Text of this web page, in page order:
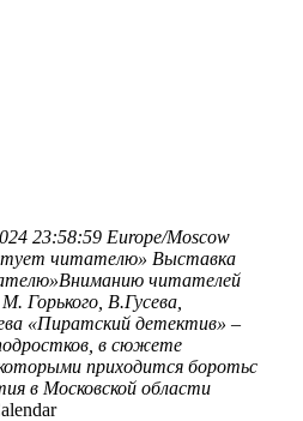
23:58:59 Europe/Moscow
читателю» Выставка
читателей
Горького, В.Гусева,
«Пиратский детектив» –
в сюжете
приходится боротьс
в Московской области